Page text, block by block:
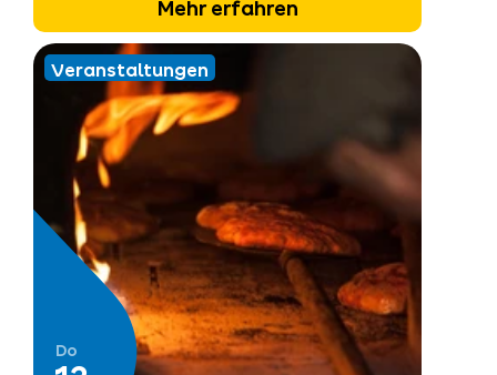
Mehr erfahren
Veranstaltungen
Do